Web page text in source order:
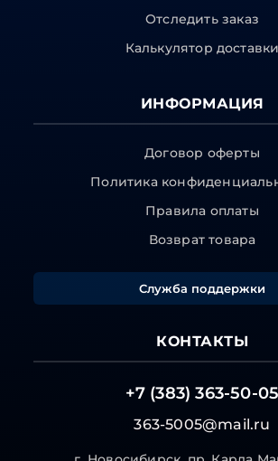
Отследить заказ
Калькулятор доставки
ИНФОРМАЦИЯ
Договор оферты
Политика
Правила оплаты
Возврат товара
Служба поддержки
КОНТАКТЫ
+7 (383) 363-50-05
363-5005@mail.ru